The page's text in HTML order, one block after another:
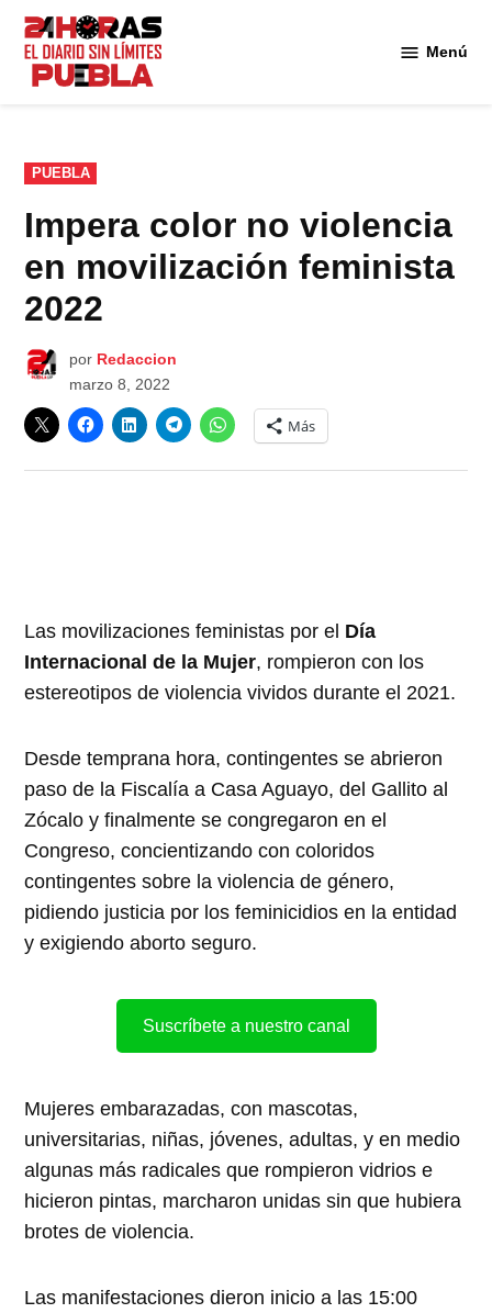
Saltar
contenido
Menú
PUBLICADO
EN
PUEBLA
Impera color no violencia
en movilización feminista
2022
por Redaccion
marzo 8, 2022
Más
Las movilizaciones feministas por el Día
Internacional de la Mujer, rompieron con los
estereotipos de violencia vividos durante el 2021.
Desde temprana hora, contingentes se abrieron
paso de la Fiscalía a Casa Aguayo, del Gallito al
Zócalo y finalmente se congregaron en el
Congreso, concientizando con coloridos
contingentes sobre la violencia de género,
pidiendo justicia por los feminicidios en la entidad
y exigiendo aborto seguro.
Suscríbete a nuestro canal
Mujeres embarazadas, con mascotas,
universitarias, niñas, jóvenes, adultas, y en medio
algunas más radicales que rompieron vidrios e
hicieron pintas, marcharon unidas sin que hubiera
brotes de violencia.
Las manifestaciones dieron inicio a las 15:00